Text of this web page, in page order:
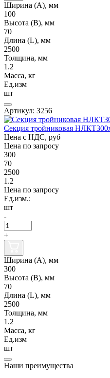
Ширина (А), мм
100
Высота (В), мм
70
Длина (L), мм
2500
Толщина, мм
1.2
Масса, кг
Ед.изм
шт
Артикул: 3256
Секция тройниковая
Цена с НДС, руб
Цена по запросу
300
70
2500
1.2
Цена по запросу
Ед.изм.:
шт
-
+
Ширина (А), мм
300
Высота (В), мм
70
Длина (L), мм
2500
Толщина, мм
1.2
Масса, кг
Ед.изм
шт
Наши преимущества